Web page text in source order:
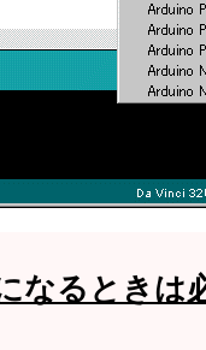
なるときは